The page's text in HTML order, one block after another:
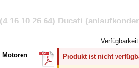
Ducati
Verfügbarkeit
Motoren
Produkt ist nicht